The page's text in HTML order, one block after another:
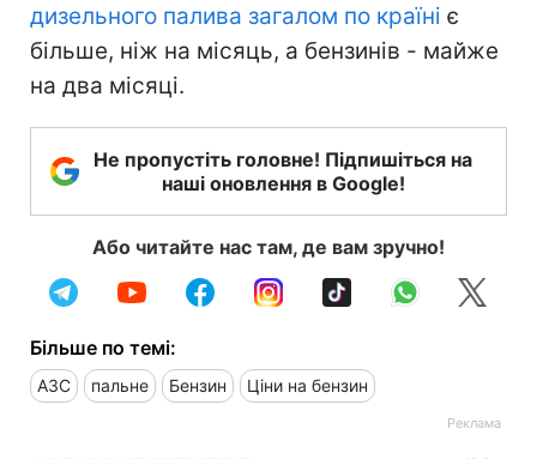
дизельного палива загалом по країні є
більше, ніж на місяць, а бензинів - майже
на два місяці.
Не пропустіть головне! Підпишіться на
наші оновлення в Google!
Або читайте нас там, де вам зручно!
Більше по темі:
АЗС пальне Бензин Ціни на бензин